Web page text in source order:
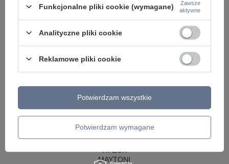
SŁUPKI OGRODOWE
LAMPY OGRODOWE - SUFITOWE
GIRLANDY OGRODOWE
KINKIETY OGRODOWE
PRODUCENCI
AZZARDO
ITALUX
MAYTONI
Funkcjonalne pliki cookie (wymagane)
Zawsze
aktywne
Analityczne pliki cookie
Reklamowe pliki cookie
Potwierdzam wymagane
Potwierdzam wszystkie